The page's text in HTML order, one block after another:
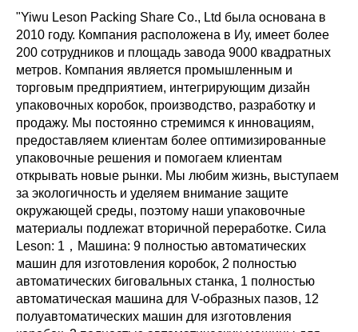
"Yiwu Leson Packing Share Co., Ltd была основана в
2010 году. Компания расположена в Иу, имеет более
200 сотрудников и площадь завода 9000 квадратных
метров. Компания является промышленным и
торговым предприятием, интегрирующим дизайн
упаковочных коробок, производство, разработку и
продажу. Мы постоянно стремимся к инновациям,
предоставляем клиентам более оптимизированные
упаковочные решения и помогаем клиентам
открывать новые рынки. Мы любим жизнь, выступаем
за экологичность и уделяем внимание защите
окружающей среды, поэтому наши упаковочные
материалы подлежат вторичной переработке. Сила
Leson: 1，Машина: 9 полностью автоматических
машин для изготовления коробок, 2 полностью
автоматических биговальных станка, 1 полностью
автоматическая машина для V-образных пазов, 12
полуавтоматических машин для изготовления